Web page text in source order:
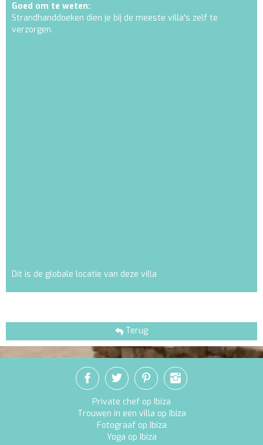
Goed om te weten:
Strandhanddoeken dien je bij de meeste villa's zelf te
verzorgen.
Dit is de globale locatie van deze villa
Terug
Private chef op Ibiza
Trouwen in een villa op Ibiza
Fotograaf op Ibiza
Yoga op Ibiza